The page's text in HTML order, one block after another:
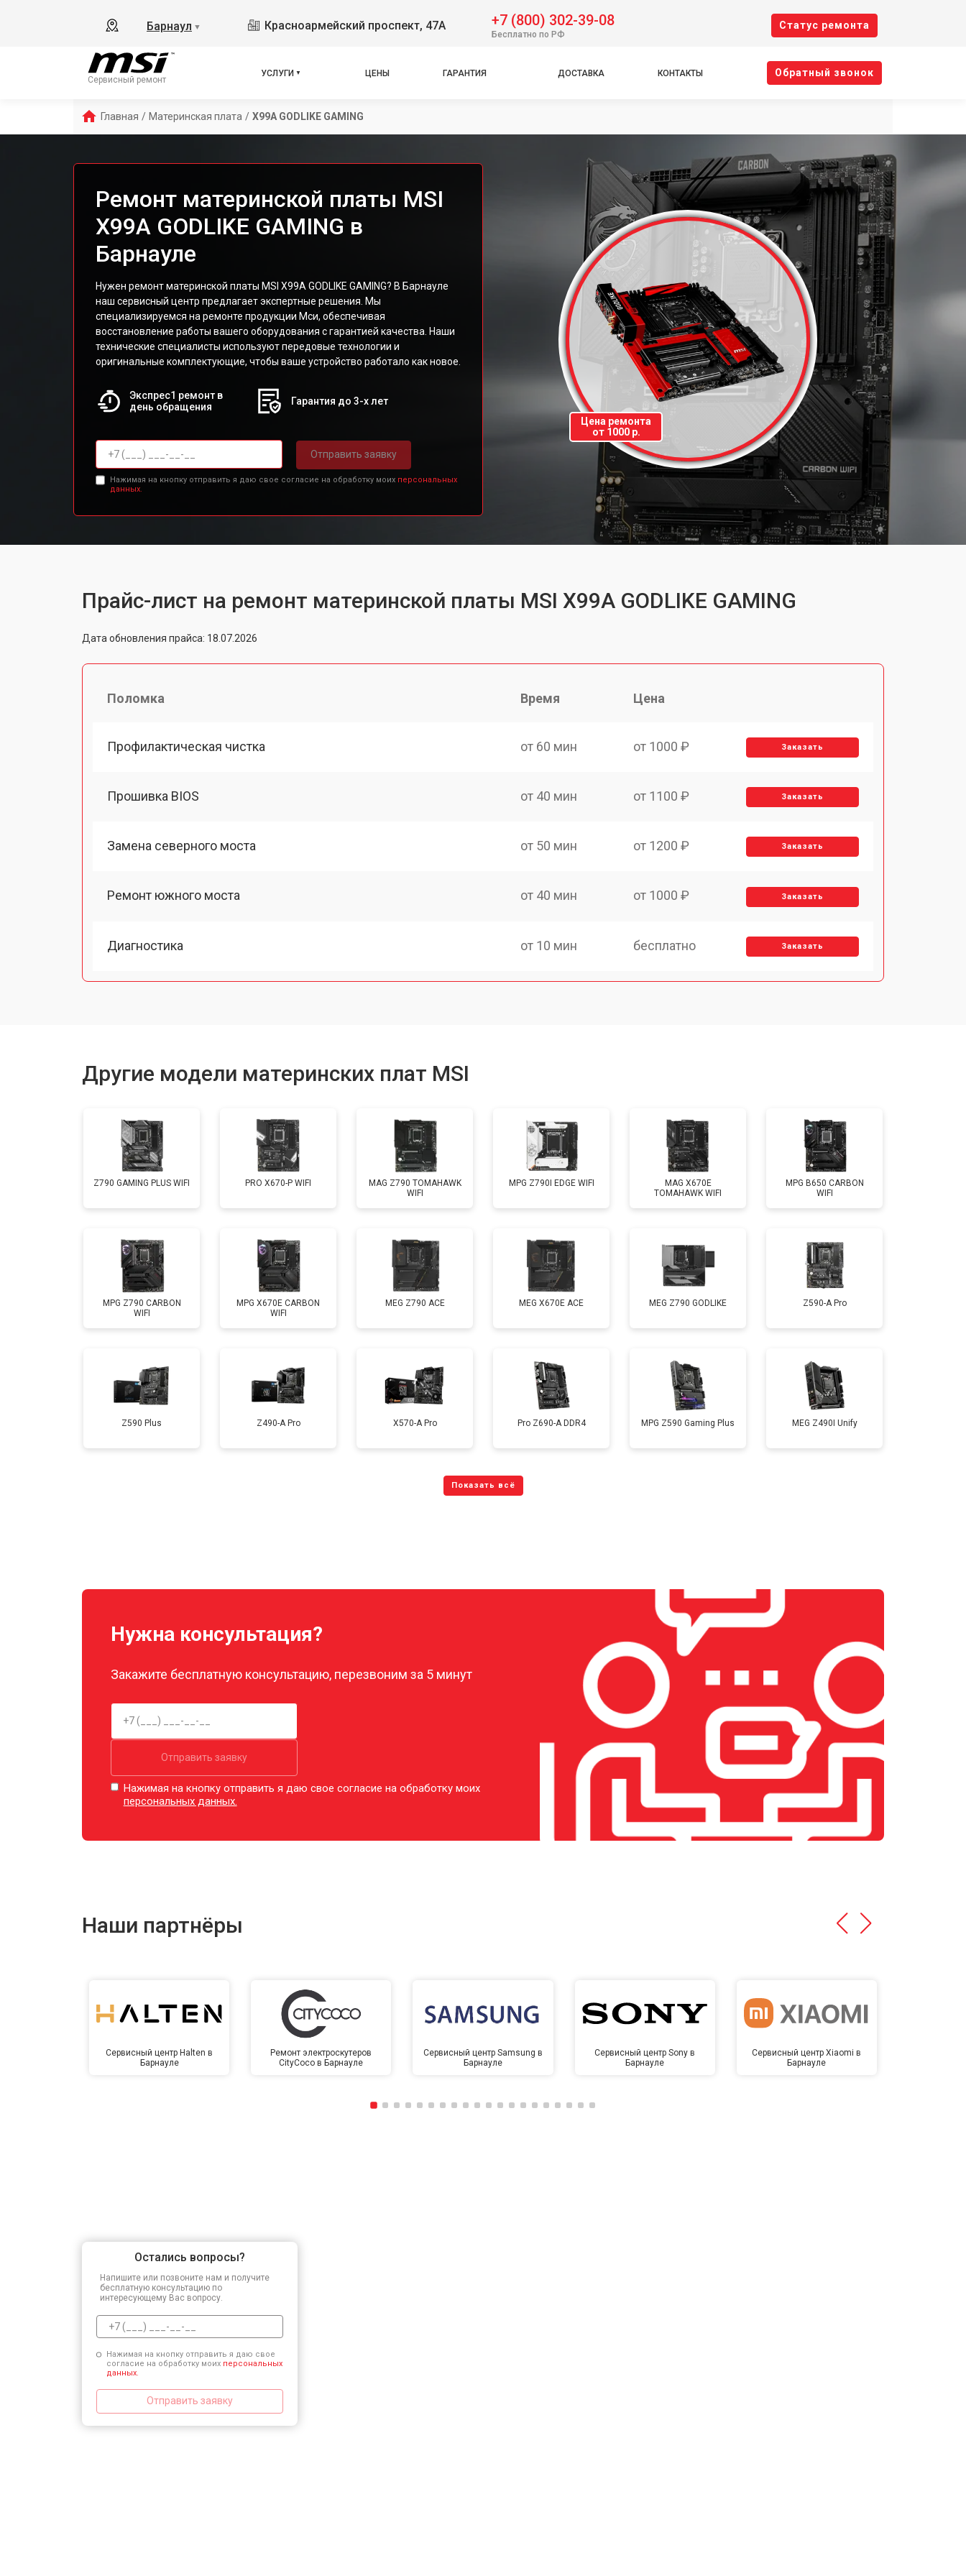
Барнаул ▼ Красноармейский проспект, 47А +7 (800) 302-39-08
Бесплатно по РФ
Cтатус ремонта
Сервисный ремонт
УСЛУГИ ЦЕНЫ ГАРАНТИЯ ДОСТАВКА КОНТАКТЫ Oбратный звонок
Главная / Материнская плата / X99A GODLIKE GAMING
Ремонт материнской платы MSI
X99A GODLIKE GAMING в
Барнауле
Нужен ремонт материнской платы MSI X99A GODLIKE GAMING? В Барнауле
наш сервисный центр предлагает экспертные решения. Мы
специализируемся на ремонте продукции Мси, обеспечивая
восстановление работы вашего оборудования с гарантией качества. Наши
технические специалисты используют передовые технологии и
оригинальные комплектующие, чтобы ваше устройство работало как новое.
Экспрес1 ремонт в
день обращения
Гарантия до 3-х лет
Отправить заявку
Нажимая на кнопку отправить я даю свое согласие на обработку моих персональных
данных.
Цена ремонта
от 1000 р.
Прайс-лист на ремонт материнской платы MSI X99A GODLIKE GAMING
Дата обновления прайса: 18.07.2026
Поломка Время Цена
Профилактическая чистка от 60 мин от 1000 ₽ Заказать
Прошивка BIOS от 40 мин от 1100 ₽ Заказать
Замена северного моста от 50 мин от 1200 ₽ Заказать
Ремонт южного моста от 40 мин от 1000 ₽ Заказать
Диагностика от 10 мин бесплатно Заказать
Другие модели материнских плат MSI
Z790 GAMING PLUS WIFI PRO X670-P WIFI
MAG Z790 TOMAHAWK
WIFI
MPG Z790I EDGE WIFI
MAG X670E
TOMAHAWK WIFI
MPG B650 CARBON
WIFI
MPG Z790 CARBON
WIFI
MPG X670E CARBON
WIFI
MEG Z790 ACE MEG X670E ACE MEG Z790 GODLIKE Z590-A Pro
Z590 Plus Z490-A Pro X570-A Pro Pro Z690-A DDR4 MPG Z590 Gaming Plus MEG Z490I Unify
Нужна консультация?
Закажите бесплатную консультацию, перезвоним за 5 минут
Отправить заявку
Нажимая на кнопку отправить я даю свое согласие на обработку моих
персональных данных.
Наши партнёры
Сервисный центр Halten в
Барнауле
Ремонт электроскутеров
CityCoco в Барнауле
Сервисный центр Samsung в
Барнауле
Сервисный центр Sony в
Барнауле
Сервисный центр Xiaomi в
Барнауле
Остались вопросы?
Напишите или позвоните нам и получите
бесплатную консультацию по
интересующему Вас вопросу.
Нажимая на кнопку отправить я даю свое
согласие на обработку моих персональных
данных.
Отправить заявку